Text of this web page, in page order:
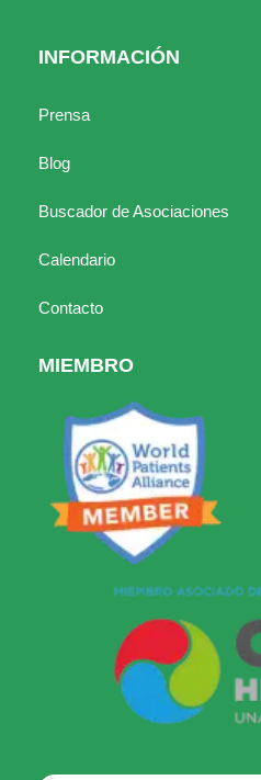
INFORMACIÓN
Prensa
Blog
Buscador de Asociaciones
Calendario
Contacto
MIEMBRO